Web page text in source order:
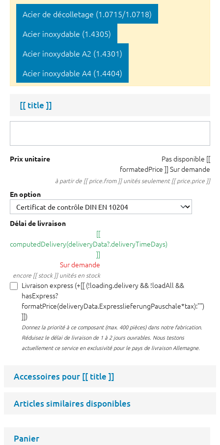
Acier de décolletage (1.0715/1.0718)
Acier inoxydable (1.4305)
Acier inoxydable A2 (1.4301)
Acier inoxydable A4 (1.4404)
[[ title ]]
Prix unitaire Pas disponible [[
formatedPrice ]] Sur demande
à partir de [[ price.from ]] unités seulement [[ price.price ]]
En option
Délai de livraison
[[
computedDelivery(deliveryData?.deliveryTimeDays)
]]
Sur demande
encore [[ stock ]] unités en stock
Livraison express (+[[ (!loading.delivery && !loadAll &&
hasExpress?
formatPrice(deliveryData.ExpresslieferungPauschale*tax):"")
]])
Donnez la priorité à ce composant (max. 400 pièces) dans notre fabrication.
Réduisez le délai de livraison de 1 à 2 jours ouvrables. Nous testons
actuellement ce service en exclusivité pour le pays de livraison Allemagne.
Accessoires pour [[ title ]]
Articles similaires disponibles
Panier